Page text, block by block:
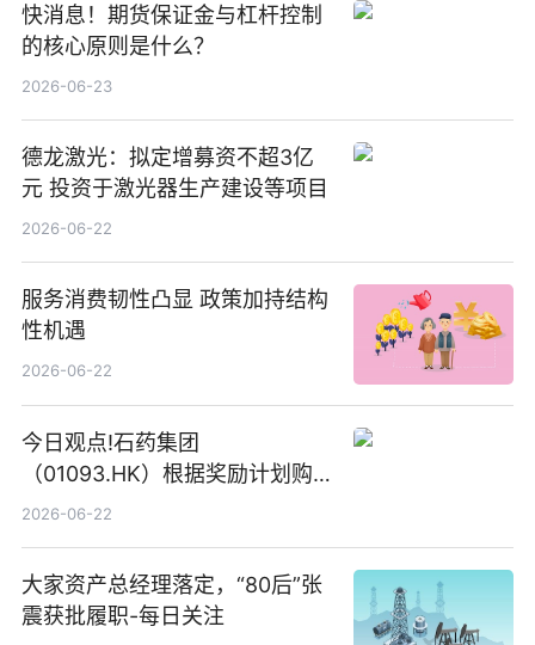
快消息！期货保证金与杠杆控制
的核心原则是什么？
2026-06-23
德龙激光：拟定增募资不超3亿
元 投资于激光器生产建设等项目
2026-06-22
服务消费韧性凸显 政策加持结构
性机遇
2026-06-22
今日观点!石药集团
（01093.HK）根据奖励计划购
回580万股
2026-06-22
大家资产总经理落定，“80后”张
震获批履职-每日关注